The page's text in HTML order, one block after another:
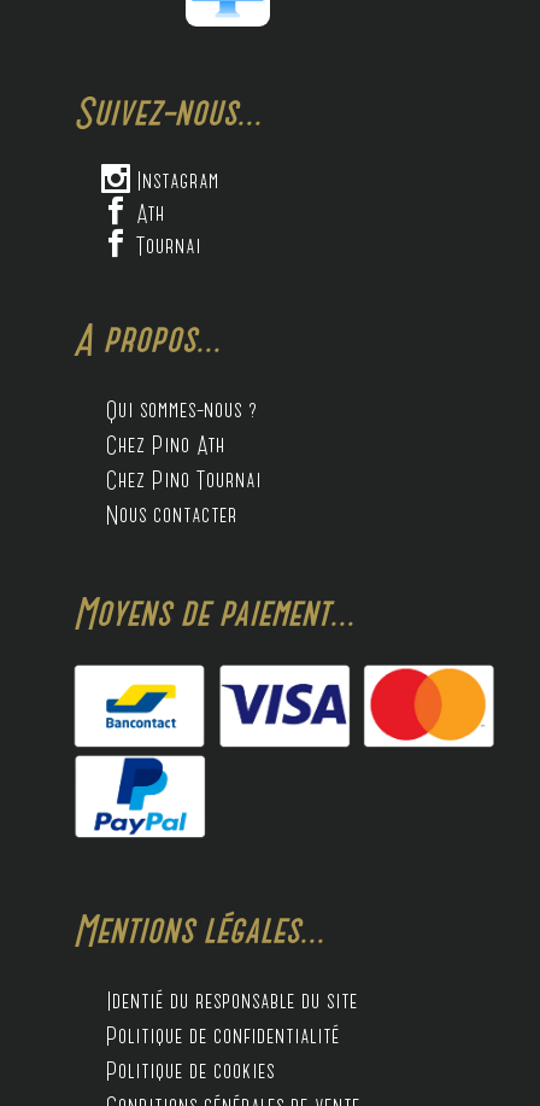
Suivez-nous...
 Instagram
 Ath
 Tournai
A propos...
Qui sommes-nous ?
Chez Pino Ath
Chez Pino Tournai
Nous contacter
Moyens de paiement...
Mentions légales...
Identié du responsable du site
Politique de confidentialité
Politique de cookies